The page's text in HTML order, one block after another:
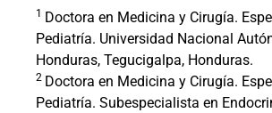
1 Doctora en Medicina y Cirugía.
Pediatría. Universidad Nacional
Honduras, Tegucigalpa, Honduras.
2 Doctora en Medicina y Cirugía.
Pediatría. Subespecialista en